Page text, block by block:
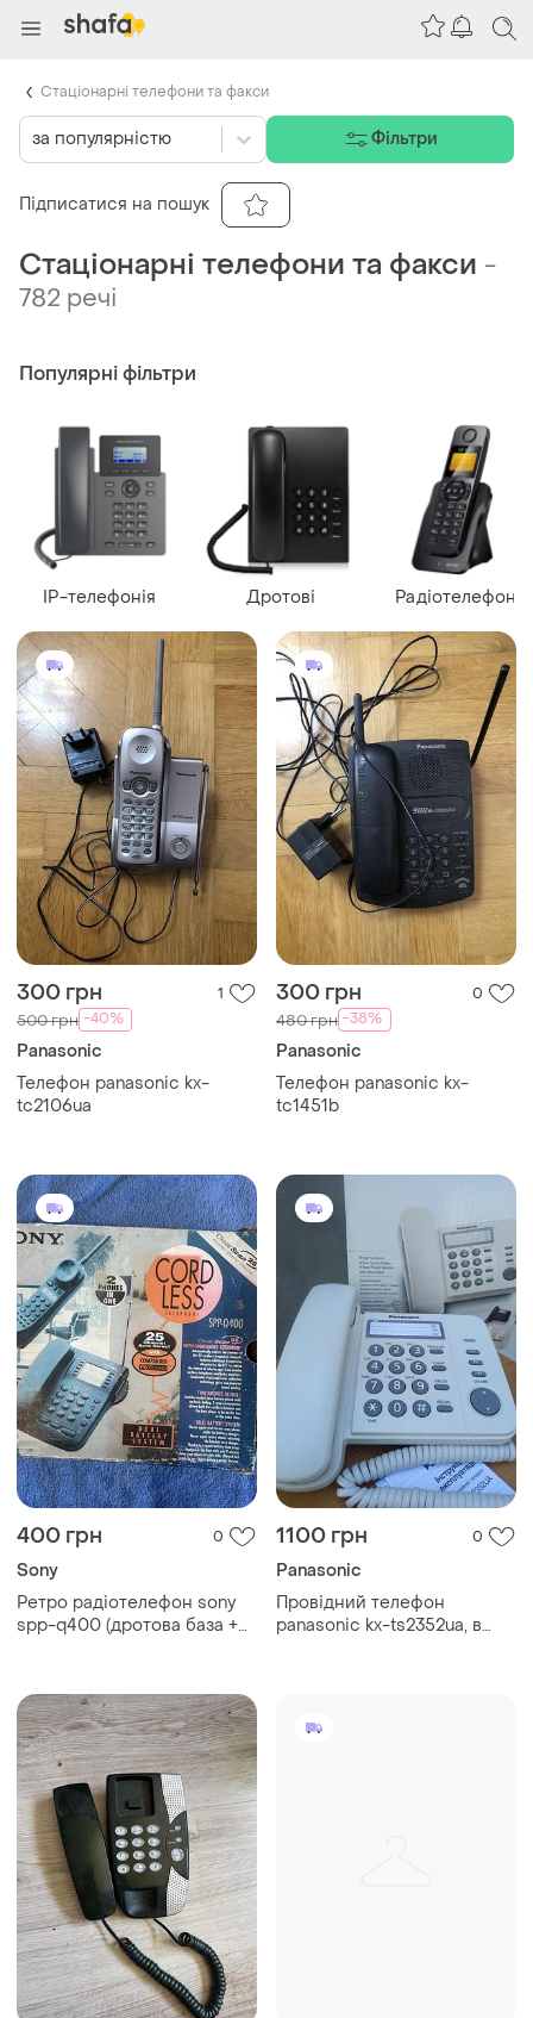
Стаціонарні телефони та факси -
782 речі
300 грн 1
500 грн -40%
Panasonic
Телефон panasonic kx-
tc2106ua
300 грн 0
480 грн -38%
Panasonic
Телефон panasonic kx-
tc1451b
400 грн 0
Sony
Ретро радіотелефон sony
spp-q400 (дротова база +
1100 грн 0
Panasonic
Провідний телефон
panasonic kx-ts2352ua, в
Популярні фільтри
IP-телефонія Дротові Радіотелефони
за популярністю Фільтри
Підписатися на пошук
Стаціонарні телефони та факси